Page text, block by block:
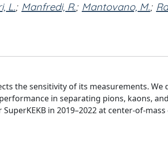
L.; Manfredi, R.; Mantovano, M.;
the sensitivity of its measurements. We
in separating pions, kaons,
in 2019–2022 at center-of-